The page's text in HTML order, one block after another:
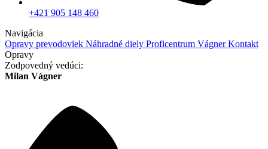
+421 905 148 460
Navigácia
Opravy prevodoviek Náhradné diely Proficentrum VágnerKontakt
Opravy
Zodpovedný vedúci:
Milan Vágner